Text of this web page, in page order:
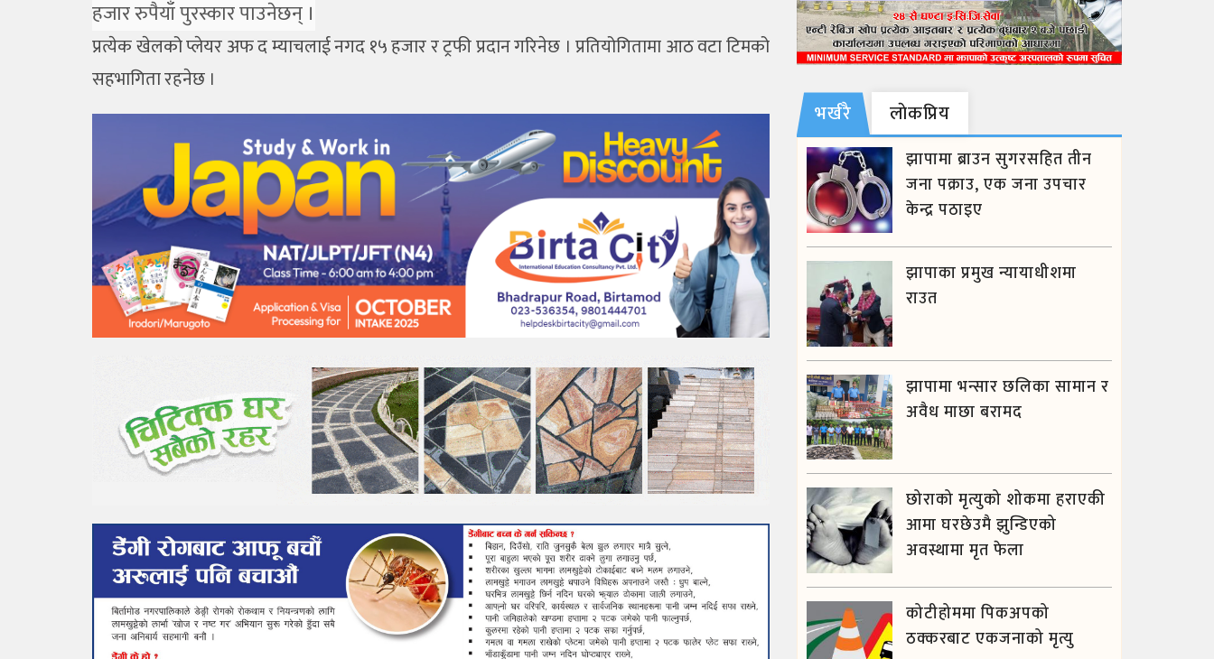
हजार रुपैयाँ पुरस्कार पाउनेछन् ।
प्रत्येक खेलको प्लेयर अफ द म्याचलाई नगद १५ हजार र ट्रफी प्रदान गरिनेछ । प्रतियोगितामा आठ वटा टिमको
सहभागिता रहनेछ ।
भर्खरै लाेकप्रिय
झापामा ब्राउन सुगरसहित तीन
जना पक्राउ, एक जना उपचार
केन्द्र पठाइए
झापाका प्रमुख न्यायाधीशमा
राउत
झापामा भन्सार छलिका सामान र
अवैध माछा बरामद
छोराको मृत्युको शोकमा हराएकी
आमा घरछेउमै झुन्डिएको
अवस्थामा मृत फेला
कोटीहोममा पिकअपको
ठक्करबाट एकजनाको मृत्यु